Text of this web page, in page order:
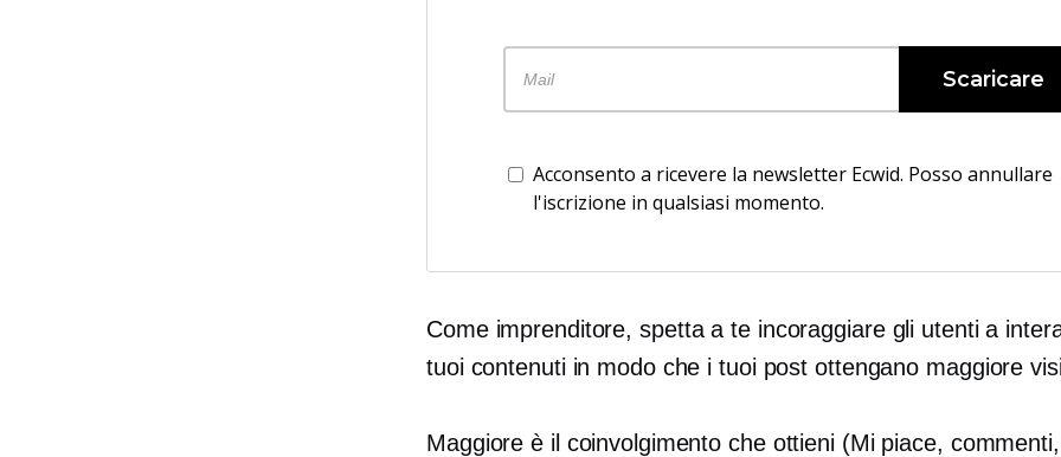
Scaricare
Acconsento a ricevere la newsletter Ecwid. Posso annullare
l'iscrizione in qualsiasi momento.
Come imprenditore, spetta a te incoraggiare gli utenti a
tuoi contenuti in modo che i tuoi post ottengano maggiore
Maggiore è il coinvolgimento che ottieni (Mi piace, commenti,